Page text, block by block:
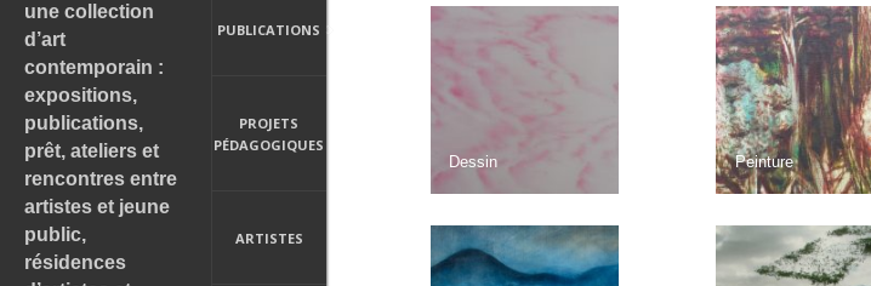
PUBLICATIONS
PROJETS
PÉDAGOGIQUES
ARTISTES
une collection
d’art
contemporain :
expositions,
publications,
prêt, ateliers et
rencontres entre
artistes et jeune
public,
résidences
Dessin Peinture